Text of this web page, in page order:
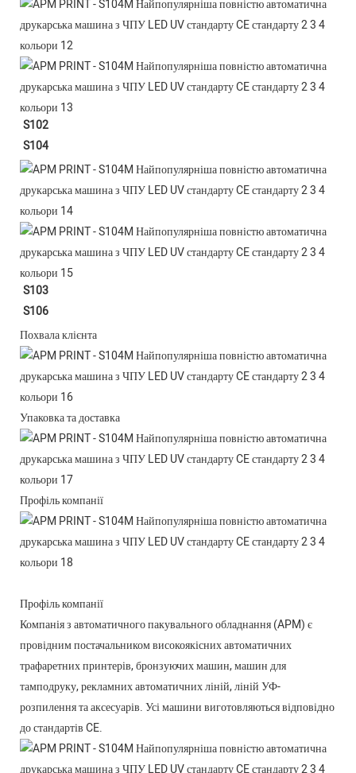
S102
S104
S103
S106
Похвала клієнта
Упаковка та доставка
Профіль компанії
Профіль компанії
Компанія з автоматичного пакувального обладнання (APM) є
провідним постачальником високоякісних автоматичних
трафаретних принтерів, бронзуючих машин, машин для
тамподруку, рекламних автоматичних ліній, ліній УФ-
розпилення та аксесуарів. Усі машини виготовляються відповідно
до стандартів CE.